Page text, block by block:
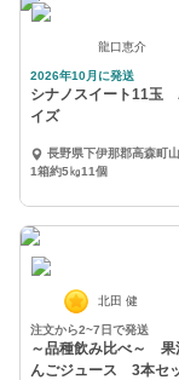
龍口恵介
2026年10月に発送
シナノスイート11
イズ
長野県下伊那郡高森町
1箱約5㎏11個
北田 健
注文から2~7日で発送
～品種飲み比べ～ 果
んごジュース 3本セ